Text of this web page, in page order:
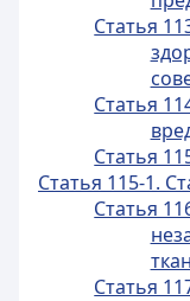
Статья
Статья
Статья
Статья 115-1.
Статья
Статья